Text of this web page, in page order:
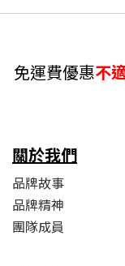
免運費優惠不
關於我們
品牌故事
品牌精神
團隊成員